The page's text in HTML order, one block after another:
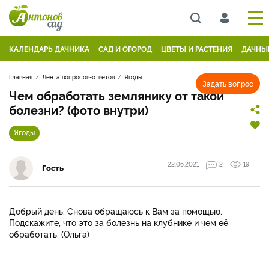
КАЛЕНДАРЬ ДАЧНИКА САД И ОГОРОД ЦВЕТЫ И РАСТЕНИЯ
Задать вопрос
Главная Лента вопросов-ответов Ягоды
Чем обработать землянику от такой
болезни? (фото внутри)
Ягоды
Гость 22.06.2021 2 19
Добрый день. Снова обращаюсь к Вам за помощью.
Подскажите, что это за болезнь на клубнике и чем её
обработать. (Ольга)